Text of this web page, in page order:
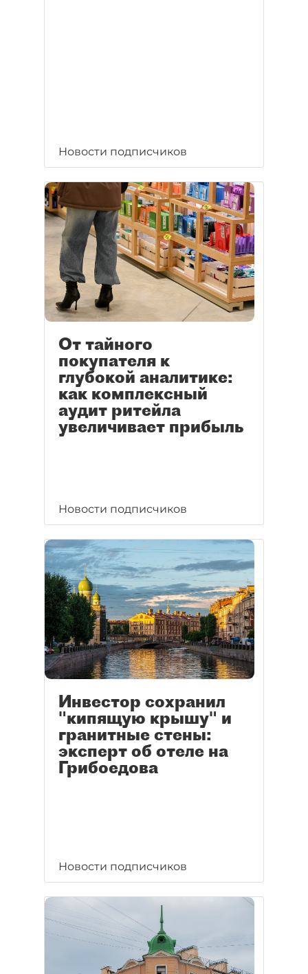
Новости подписчиков
От тайного
покупателя к
глубокой аналитике:
как комплексный
аудит ритейла
увеличивает прибыль
Новости подписчиков
Инвестор сохранил
"кипящую крышу" и
гранитные стены:
эксперт об отеле на
Грибоедова
Новости подписчиков